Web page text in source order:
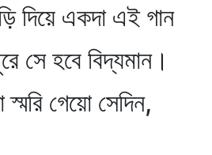
দিয়ে একদা এই গান
সে হবে বিদ্যমান।
গেয়ো সেদিন,